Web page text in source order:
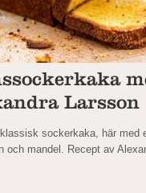
Larsson
sockerkaka, här med
och mandel. Recept av